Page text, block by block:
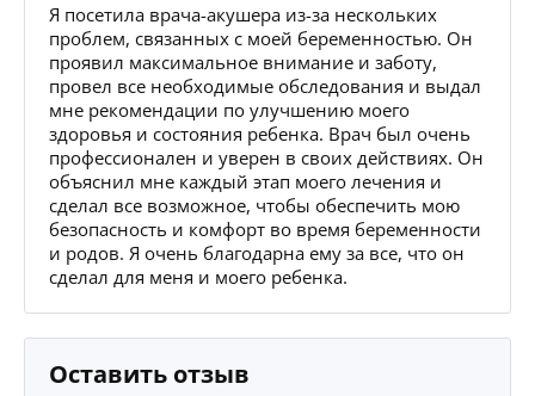
Я посетила врача-акушера из-за нескольких
проблем, связанных с моей беременностью. Он
проявил максимальное внимание и заботу,
провел все необходимые обследования и выдал
мне рекомендации по улучшению моего
здоровья и состояния ребенка. Врач был очень
профессионален и уверен в своих действиях. Он
объяснил мне каждый этап моего лечения и
сделал все возможное, чтобы обеспечить мою
безопасность и комфорт во время беременности
и родов. Я очень благодарна ему за все, что он
сделал для меня и моего ребенка.
Оставить отзыв